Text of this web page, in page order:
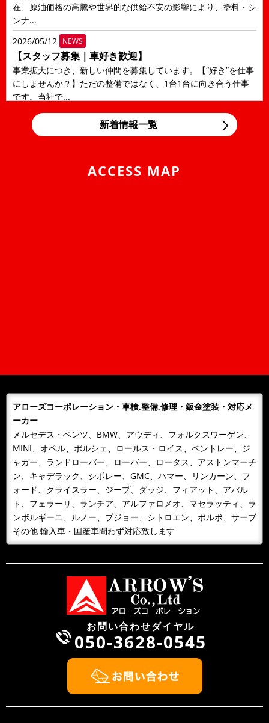
在、原油価格の高騰や世界的な供給不安の影響により、塗料・シ
ンナ...
2026/05/12 NEWS
【スタッフ募集｜車好き歓迎】
事業拡大につき、新しい仲間を募集しています。【“好き”を仕事
にしませんか？】ただの整備ではなく、1台1台に向き合う仕事
です。当社で...
2026/05/12
LINE公式アカウントのご案内
ら下記のとおり、年末年始を休業とさせて頂きます。期間中、お
2023/12/23 NEWS
年末年始営業日のご案内
平素は格別のご愛顧を賜り厚くお礼申しあげます。誠に勝手なが
ら下記のとおり、年末年始を休業とさせて頂きます。期間中、お
客様には大変ご...
2023/07/25
NEWS
お盆期間中の休業日について
お盆期間中の休業日について 平素は、当社に格別のご高配を賜
り、厚く御礼申し上げます。 弊社のお盆期間中の営業につき
ま...
2022/10/09 NEWS
第2工場を新設しました
2022年10月1日、業務拡張に伴い新たに第2工場を新設致しまし
た。塗装ブース新設 最新機材導入 作業スペース（10台同時
2022/08/13 NEWS
お盆期間中の休業日について 平素は、当社に格別のご高配を賜
り、厚く御礼申し上げます。 弊社のお盆期間中の営業につき
新着情報一覧
ACCESS MAP
アローズコーポレーション・車検,整備,修理・鈑金塗装・対応メ
ーカー
メルセデス・ベンツ、BMW、アウディ、フォルクスワーゲン、
MINI、オペル、ポルシェ、ロールス・ロイス、ベントレー、ジ
ャガー、ランドローバー、ローバー、ロータス、アストンマーチ
ン、キャデラック、シボレー、GMC、ハマー、リンカーン、フ
ォード、クライスラー、ジープ、ダッジ、フィアット、アバル
ト、フェラーリ、ランチア、アルファロメオ、マセラッティ、ラ
ンボルギーニ、ルノー、プジョー、シトロエン、ボルボ、サーブ
その他 輸入車・国産車問わず対応致します
お問い合わせダイヤル
050-3628-0545